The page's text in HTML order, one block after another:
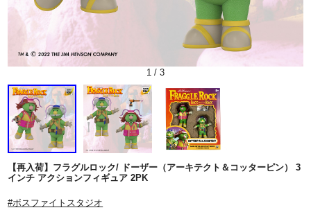
1 / 3
【再入荷】フラグルロック/ ドーザー（アーキテクト＆コッターピン） 3
インチ アクションフィギュア 2PK
#ボスファイトスタジオ